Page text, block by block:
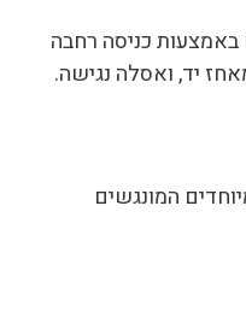
באמצעות כניסה רחבה
יד, ואסלה נגישה.
המונגשים